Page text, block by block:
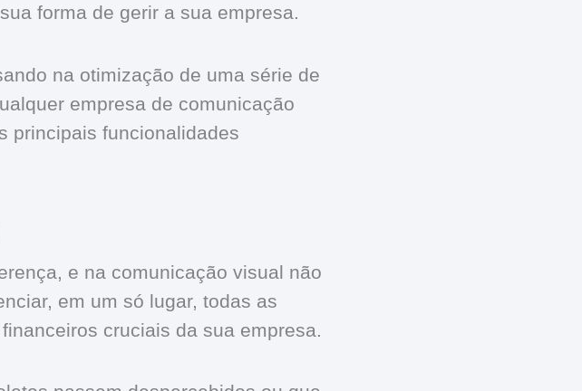
forma de gerir a sua empresa.
na otimização de uma série de
empresa de comunicação
principais funcionalidades
e na comunicação visual não
em um só lugar, todas as
cruciais da sua empresa.